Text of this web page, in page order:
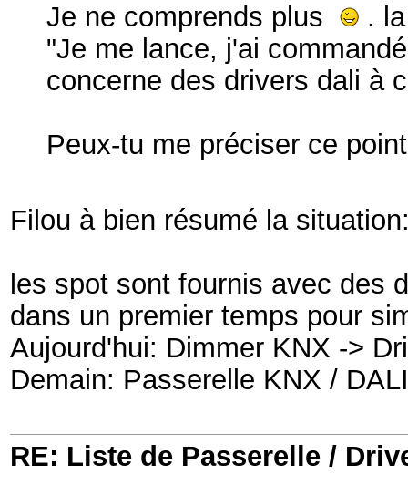
Je ne comprends plus
.
"Je me lance, j'ai
concerne des drivers dali à
Peux-tu me préciser ce
Filou à bien résumé la
les spot sont fournis avec des
dans un premier temps pour
Aujourd'hui: Dimmer KNX ->
Demain: Passerelle KNX /
RE: Liste de Passerelle /